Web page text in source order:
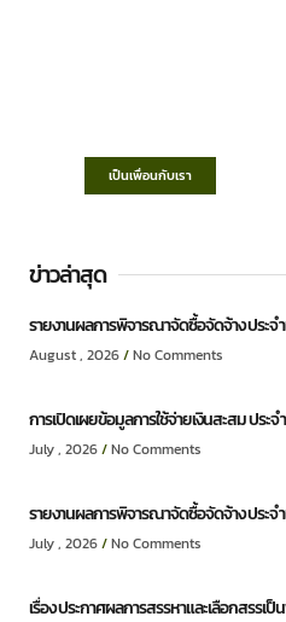
เป็นเพื่อนกับเรา
ข่าวล่าสุด
รายงานผลการพิจารณาจัดซื้อจัดจ้าง ประ
August , 2026 No Comments
การเปิดเผยข้อมูลการใช้จ่ายเงินสะสม ปร
July , 2026 No Comments
รายงานผลการพิจารณาจัดซื้อจัดจ้าง ประ
July , 2026 No Comments
เรื่อง ประกาศผลการสรรหาและเลือกสรร